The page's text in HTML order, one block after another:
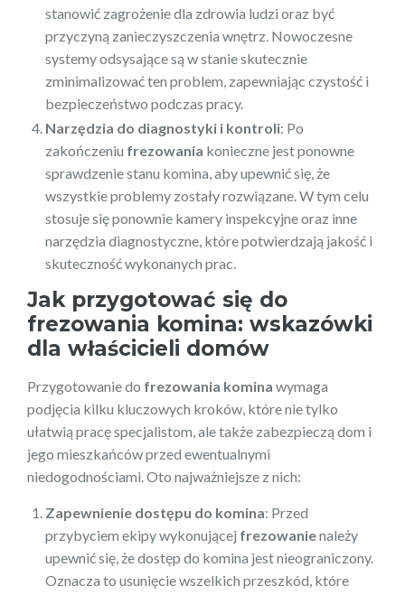
stanowić zagrożenie dla zdrowia ludzi oraz być
przyczyną zanieczyszczenia wnętrz. Nowoczesne
systemy odsysające są w stanie skutecznie
zminimalizować ten problem, zapewniając czystość i
bezpieczeństwo podczas pracy.
Narzędzia do diagnostyki i kontroli: Po
zakończeniu frezowania konieczne jest ponowne
sprawdzenie stanu komina, aby upewnić się, że
wszystkie problemy zostały rozwiązane. W tym celu
stosuje się ponownie kamery inspekcyjne oraz inne
narzędzia diagnostyczne, które potwierdzają jakość i
skuteczność wykonanych prac.
Jak przygotować się do
frezowania komina: wskazówki
dla właścicieli domów
Przygotowanie do frezowania komina wymaga
podjęcia kilku kluczowych kroków, które nie tylko
ułatwią pracę specjalistom, ale także zabezpieczą dom i
jego mieszkańców przed ewentualnymi
niedogodnościami. Oto najważniejsze z nich:
Zapewnienie dostępu do komina: Przed
przybyciem ekipy wykonującej frezowanienależy
upewnić się, że dostęp do komina jest nieograniczony.
Oznacza to usunięcie wszelkich przeszkód, które